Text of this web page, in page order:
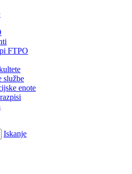
FTPO
službe
enote
Iskanje